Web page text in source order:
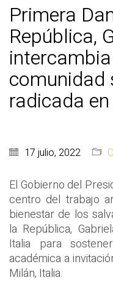
Primera
República,
comunidad
radicada
17 julio, 2022
El Gobierno del
centro del trabajo
bienestar de los
la República,
Italia para
académica a
Milán, Italia.